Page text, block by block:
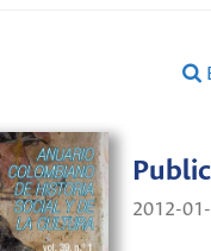
2012-01-